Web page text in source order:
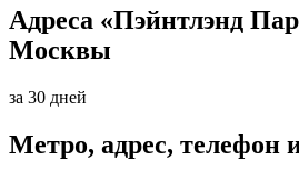
Адреса «Пэйнтлэнд
Москвы
за 30 дней
Метро, адрес, телефон